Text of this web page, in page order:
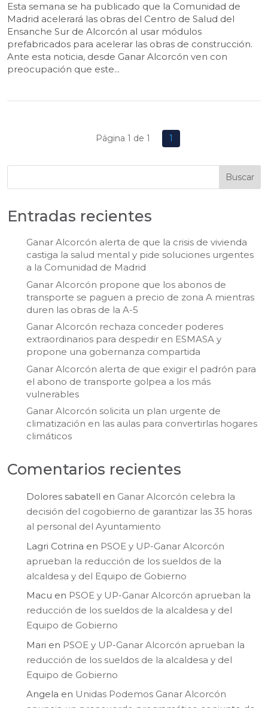
Esta semana se ha publicado que la Comunidad de
Madrid acelerará las obras del Centro de Salud del
Ensanche Sur de Alcorcón al usar módulos
prefabricados para acelerar las obras de construcción.
Ante esta noticia, desde Ganar Alcorcón ven con
preocupación que este...
Página 1 de 1 1
Buscar
Entradas recientes
Ganar Alcorcón alerta de que la crisis de vivienda
castiga la salud mental y pide soluciones urgentes
a la Comunidad de Madrid
Ganar Alcorcón propone que los abonos de
transporte se paguen a precio de zona A mientras
duren las obras de la A-5
Ganar Alcorcón rechaza conceder poderes
extraordinarios para despedir en ESMASA y
propone una gobernanza compartida
Ganar Alcorcón alerta de que exigir el padrón para
el abono de transporte golpea a los más
vulnerables
Ganar Alcorcón solicita un plan urgente de
climatización en las aulas para convertirlas hogares
climáticos
Comentarios recientes
Dolores sabatell en Ganar Alcorcón celebra la
decisión del cogobierno de garantizar las 35 horas
al personal del Ayuntamiento
Lagri Cotrina en PSOE y UP-Ganar Alcorcón
aprueban la reducción de los sueldos de la
alcaldesa y del Equipo de Gobierno
Macu en PSOE y UP-Ganar Alcorcón aprueban la
reducción de los sueldos de la alcaldesa y del
Equipo de Gobierno
Mari en PSOE y UP-Ganar Alcorcón aprueban la
reducción de los sueldos de la alcaldesa y del
Equipo de Gobierno
Angela en Unidas Podemos Ganar Alcorcón